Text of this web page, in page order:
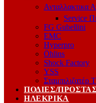
Ανταλλακτικα
Service
FG Gubellini
EMC
Hyperpro
Öhlins
Shock Factory
YSS
Σταμπιλιζατέρ
ΠΟΔΙΈΣ/
ΗΛΕΚΡΙΚΆ